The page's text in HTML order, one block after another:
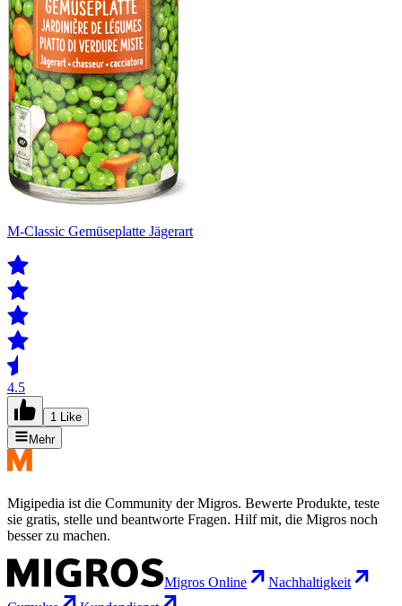
M-Classic Gemüseplatte Jägerart
4.5
1 Like
Mehr
Migipedia ist die Community der Migros. Bewerte Produkte, teste
sie gratis, stelle und beantworte Fragen. Hilf mit, die Migros noch
besser zu machen.
Migros Online
Nachhaltigkeit